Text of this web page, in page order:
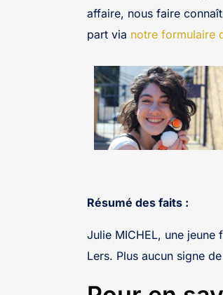
affaire, nous faire
part via notre formulaire
Résumé des faits :
Julie MICHEL, une
Lers. Plus aucun signe